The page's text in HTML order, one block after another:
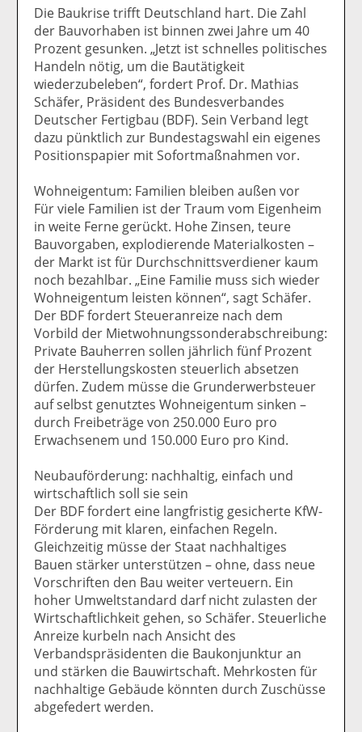
uf
F
ac
b
o
o
k
te
e
n
wi
tt
er
uf
Li
n
e
di
n
te
il
n
er
E
m
l
er
se
n
e
n
e
Die Baukrise trifft Deutschland hart. Die Zahl
der Bauvorhaben ist binnen zwei Jahre um 40
Prozent gesunken. „Jetzt ist schnelles politisches
Handeln nötig, um die Bautätigkeit
wiederzubeleben“, fordert Prof. Dr. Mathias
Schäfer, Präsident des Bundesverbandes
Deutscher Fertigbau (BDF). Sein Verband legt
dazu pünktlich zur Bundestagswahl ein eigenes
Positionspapier mit Sofortmaßnahmen vor.
Wohneigentum: Familien bleiben außen vor
Für viele Familien ist der Traum vom Eigenheim
in weite Ferne gerückt. Hohe Zinsen, teure
Bauvorgaben, explodierende Materialkosten –
der Markt ist für Durchschnittsverdiener kaum
noch bezahlbar. „Eine Familie muss sich wieder
Wohneigentum leisten können“, sagt Schäfer.
Der BDF fordert Steueranreize nach dem
Vorbild der Mietwohnungssonderabschreibung:
Private Bauherren sollen jährlich fünf Prozent
der Herstellungskosten steuerlich absetzen
dürfen. Zudem müsse die Grunderwerbsteuer
auf selbst genutztes Wohneigentum sinken –
durch Freibeträge von 250.000 Euro pro
Erwachsenem und 150.000 Euro pro Kind.
Neubauförderung: nachhaltig, einfach und
wirtschaftlich soll sie sein
Der BDF fordert eine langfristig gesicherte KfW-
Förderung mit klaren, einfachen Regeln.
Gleichzeitig müsse der Staat nachhaltiges
Bauen stärker unterstützen – ohne, dass neue
Vorschriften den Bau weiter verteuern. Ein
hoher Umweltstandard darf nicht zulasten der
Wirtschaftlichkeit gehen, so Schäfer. Steuerliche
Anreize kurbeln nach Ansicht des
Verbandspräsidenten die Baukonjunktur an
und stärken die Bauwirtschaft. Mehrkosten für
nachhaltige Gebäude könnten durch Zuschüsse
abgefedert werden.